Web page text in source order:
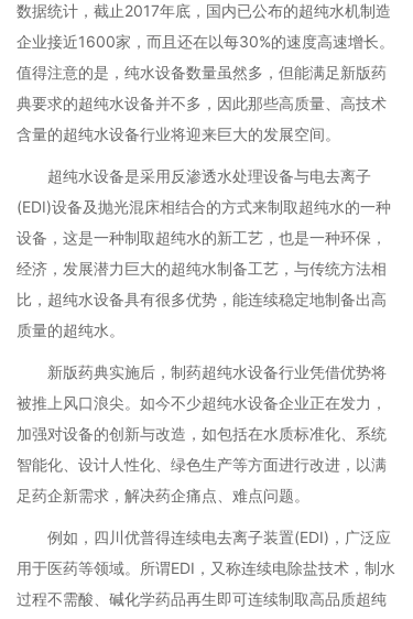
数据统计，截止2017年底，国内已公布的超纯水机制造
企业接近1600家，而且还在以每30%的速度高速增长。
值得注意的是，纯水设备数量虽然多，但能满足新版药
典要求的超纯水设备并不多，因此那些高质量、高技术
含量的超纯水设备行业将迎来巨大的发展空间。
超纯水设备是采用反渗透水处理设备与电去离子
(EDI)设备及抛光混床相结合的方式来制取超纯水的一种
设备，这是一种制取超纯水的新工艺，也是一种环保，
经济，发展潜力巨大的超纯水制备工艺，与传统方法相
比，超纯水设备具有很多优势，能连续稳定地制备出高
质量的超纯水。
新版药典实施后，制药超纯水设备行业凭借优势将
被推上风口浪尖。如今不少超纯水设备企业正在发力，
加强对设备的创新与改造，如包括在水质标准化、系统
智能化、设计人性化、绿色生产等方面进行改进，以满
足药企新需求，解决药企痛点、难点问题。
例如，四川优普得连续电去离子装置(EDI)，广泛应
用于医药等领域。所谓EDI，又称连续电除盐技术，制水
过程不需酸、碱化学药品再生即可连续制取高品质超纯